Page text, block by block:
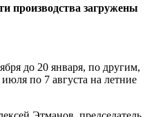
производства загружены
до 20 января, по другим,
по 7 августа на летние